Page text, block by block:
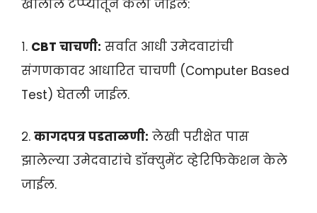
खालील टप्प्यांतून केली जाईल:
१. CBT चाचणी: सर्वात आधी उमेदवारांची
संगणकावर आधारित चाचणी (Computer Based
Test) घेतली जाईल.
२. कागदपत्र पडताळणी: लेखी परीक्षेत पास
झालेल्या उमेदवारांचे डॉक्युमेंट व्हेरिफिकेशन केले
जाईल.